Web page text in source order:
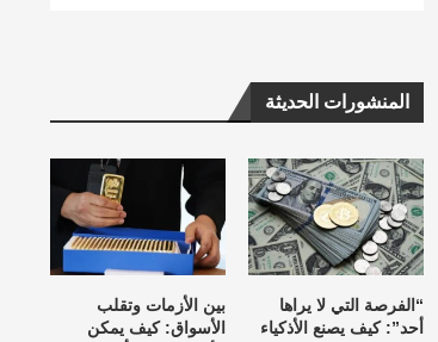
المنشورات الحديثة
“الفرصة التي لا يراها
أحد”: كيف يصنع الأذكياء
بين الأزمات وتقلب
الأسواق: كيف يمكن